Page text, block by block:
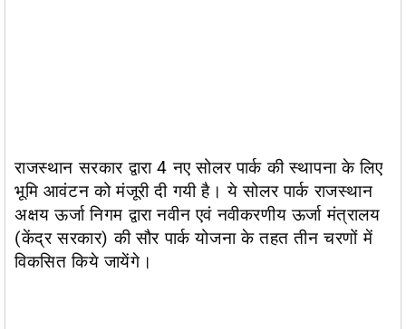
राजस्थान सरकार द्वारा 4 नए सोलर पार्क की स्थापना के लिए
भूमि आवंटन को मंजूरी दी गयी है। ये सोलर पार्क राजस्थान
अक्षय ऊर्जा निगम द्वारा नवीन एवं नवीकरणीय ऊर्जा मंत्रालय
(केंद्र सरकार) की सौर पार्क योजना के तहत तीन चरणों में
विकसित किये जायेंगे।